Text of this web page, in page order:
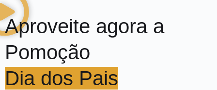
Aproveite agora a
Pomoção
Dia dos Pais